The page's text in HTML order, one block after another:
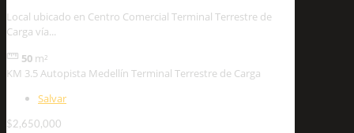
Local ubicado en Centro Comercial Terminal Terrestre de
Carga vía...
50 m²
KM 3.5 Autopista Medellín Terminal Terrestre de Carga
Salvar
$2,650,000